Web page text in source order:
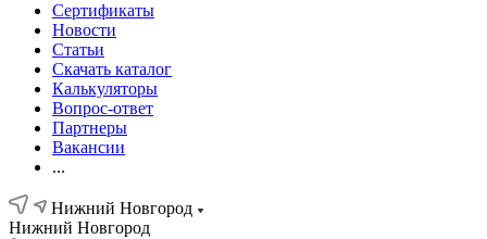
Сертификаты
Новости
Статьи
Скачать каталог
Калькуляторы
Вопрос-ответ
Партнеры
Вакансии
...
Нижний Новгород
Нижний Новгород